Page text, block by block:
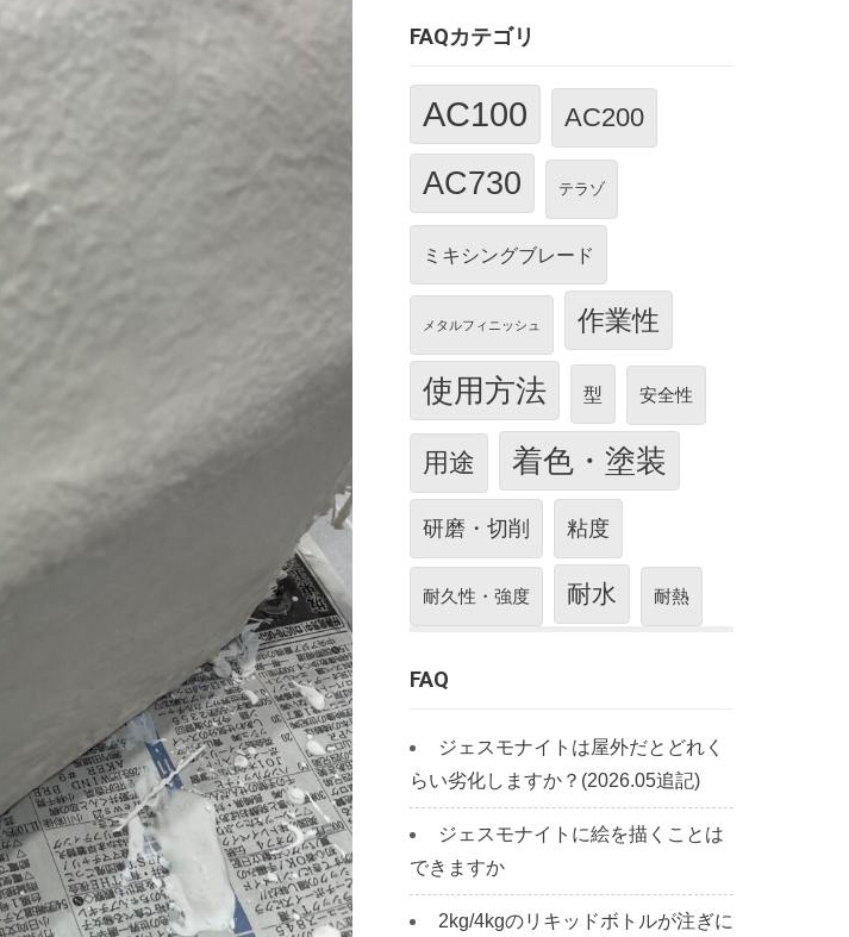
FAQカテゴリ
AC100 AC200
AC730 テラゾ
ミキシングブレード
メタルフィニッシュ 作業性
使用方法 型 安全性
用途 着色・塗装
研磨・切削 粘度
耐久性・強度 耐水 耐熱
FAQ
ジェスモナイトは屋外だとどれく
らい劣化しますか？(2026.05追記)
ジェスモナイトに絵を描くことは
できますか
2kg/4kgのリキッドボトルが注ぎに